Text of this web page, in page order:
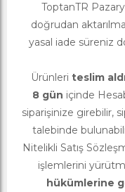
ToptanTR
doğrudan
yasal iade süreniz
Ürünleri teslim
8 gün içinde
siparişinize girebilir,
talebinde
Nitelikli Satış
işlemlerini
hükümlerine